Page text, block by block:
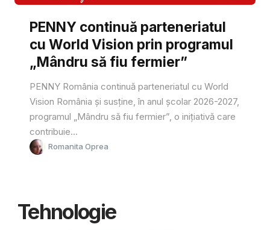
PENNY continuă parteneriatul
cu World Vision prin programul
„Mândru să fiu fermier”
PENNY România continuă parteneriatul cu World
Vision România și susține, în anul școlar 2026-2027,
programul „Mândru să fiu fermier”, o inițiativă care
contribuie...
Romanita Oprea
Tehnologie